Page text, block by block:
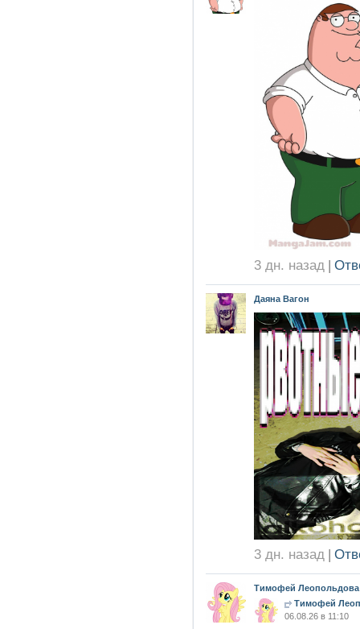
3 дн. назад |
Даяна Вагон
3 дн. назад |
Тимофей Леопольдова
Тимофей
06.08.26 в 11:10